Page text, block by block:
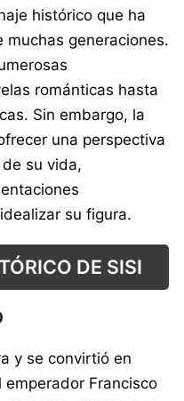
histórico que ha
generaciones.
románticas hasta
Sin embargo, la
una perspectiva
su vida,
su figura.
DE SISI
y se convirtió en
Francisco